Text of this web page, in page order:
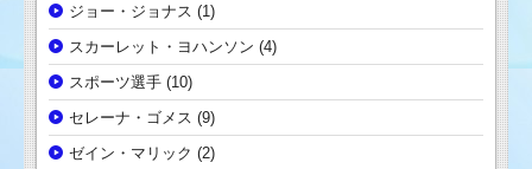
ジョー・ジョナス (1)
スカーレット・ヨハンソン (4)
スポーツ選手 (10)
セレーナ・ゴメス (9)
ゼイン・マリック (2)